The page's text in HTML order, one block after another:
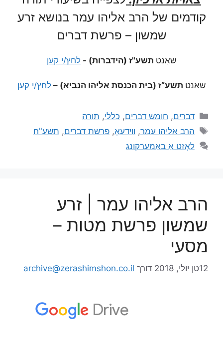
קודמים של הרב אליהו עמר בנושא זרע
שמשון – פרשת דברים
שאַנט תשע"ז (הידברות) - לחץ/י קען
שאַנט תשע”ז (בית הכנסת אליהו הנביא) – לחץ/י קען
דברים, חומש דברים, כללי, תורה
הרב אליהו עמר, ווידעאָ,פרשת דברים, תשע"ח
לאָזט אַ באַמערקונג
הרב אליהו עמר | זרע
שמשון פרשת מטות –
מסעי
12טן יולי, 2018 דורך archive@zerashimshon.co.il